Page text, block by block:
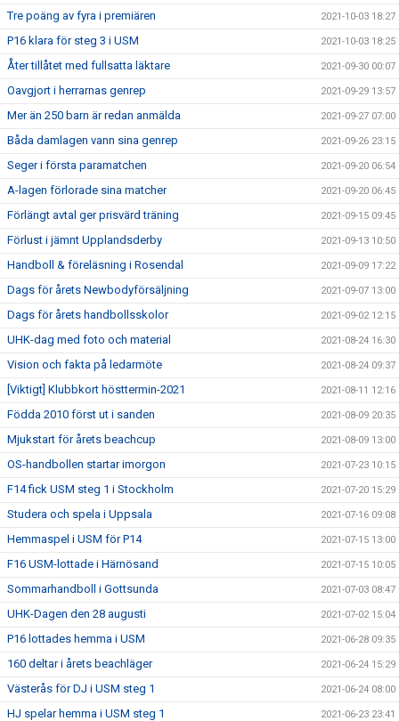
Tre poäng av fyra i premiären 2021-10-03 18:27
P16 klara för steg 3 i USM 2021-10-03 18:25
Åter tillåtet med fullsatta läktare 2021-09-30 00:07
Oavgjort i herrarnas genrep 2021-09-29 13:57
Mer än 250 barn är redan anmälda 2021-09-27 07:00
Båda damlagen vann sina genrep 2021-09-26 23:15
Seger i första paramatchen 2021-09-20 06:54
A-lagen förlorade sina matcher 2021-09-20 06:45
Förlängt avtal ger prisvärd träning 2021-09-15 09:45
Förlust i jämnt Upplandsderby 2021-09-13 10:50
Handboll & föreläsning i Rosendal 2021-09-09 17:22
Dags för årets Newbodyförsäljning 2021-09-07 13:00
Dags för årets handbollsskolor 2021-09-02 12:15
UHK-dag med foto och material 2021-08-24 16:30
Vision och fakta på ledarmöte 2021-08-24 09:37
[Viktigt] Klubbkort hösttermin-2021 2021-08-11 12:16
Födda 2010 först ut i sanden 2021-08-09 20:35
Mjukstart för årets beachcup 2021-08-09 13:00
OS-handbollen startar imorgon 2021-07-23 10:15
F14 fick USM steg 1 i Stockholm 2021-07-20 15:29
Studera och spela i Uppsala 2021-07-16 09:08
Hemmaspel i USM för P14 2021-07-15 13:00
F16 USM-lottade i Härnösand 2021-07-15 10:05
Sommarhandboll i Gottsunda 2021-07-03 08:47
UHK-Dagen den 28 augusti 2021-07-02 15:04
P16 lottades hemma i USM 2021-06-28 09:35
160 deltar i årets beachläger 2021-06-24 15:29
Västerås för DJ i USM steg 1 2021-06-24 08:00
HJ spelar hemma i USM steg 1 2021-06-23 23:41